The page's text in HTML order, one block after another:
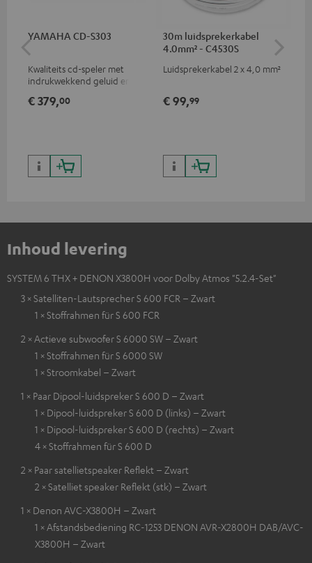
YAMAHA CD-S303
Kwaliteits cd-speler met
indrukwekkend geluid en
€ 379,00
30m luidsprekerkabel
4.0mm² - C4530S
Luidsprekerkabel 2 x 4,0 mm²
€ 99,99
Inhoud levering
SYSTEM 6 THX + DENON X3800H voor Dolby Atmos "5.2.4-Set"
3 × Satelliten-Lautsprecher S 600 FCR – Zwart
1 × Stoffrahmen für S 600 FCR
2 × Actieve subwoofer S 6000 SW – Zwart
1 × Stoffrahmen für S 6000 SW
1 × Stroomkabel – Zwart
1 × Paar Dipool-luidspreker S 600 D – Zwart
1 × Dipool-luidspreker S 600 D (links) – Zwart
1 × Dipool-luidspreker S 600 D (rechts) – Zwart
4 × Stoffrahmen für S 600 D
2 × Paar satellietspeaker Reflekt – Zwart
2 × Satelliet speaker Reflekt (stk) – Zwart
1 × Denon AVC-X3800H – Zwart
1 × Afstandsbediening RC-1253 DENON AVR-X2800H DAB/AVC-
X3800H – Zwart